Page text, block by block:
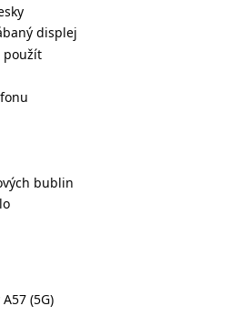
displej
použít
bublin
(5G)